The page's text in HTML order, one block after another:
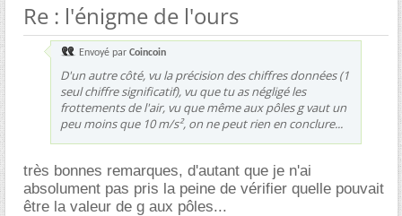
Re : l'énigme de l'ours
Envoyé par Coincoin
D'un autre côté, vu la précision des chiffres données (1
seul chiffre significatif), vu que tu as négligé les
frottements de l'air, vu que même aux pôles g vaut un
peu moins que 10 m/s², on ne peut rien en conclure...
très bonnes remarques, d'autant que je n'ai
absolument pas pris la peine de vérifier quelle pouvait
être la valeur de g aux pôles...